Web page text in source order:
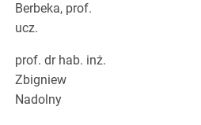
Berbeka, prof.
ucz.
prof. dr hab. inż.
Zbigniew
Nadolny